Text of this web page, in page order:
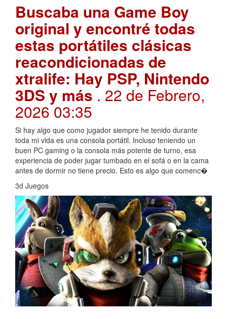
Buscaba una Game Boy
original y encontré todas
estas portátiles clásicas
reacondicionadas de
xtralife: Hay PSP, Nintendo
3DS y más. 22 de Febrero,
2026 03:35
Si hay algo que como jugador siempre he tenido durante
toda mi vida es una consola portátil. Incluso teniendo un
buen PC gaming o la consola más potente de turno, esa
experiencia de poder jugar tumbado en el sofá o en la cama
antes de dormir no tiene precio. Esto es algo que comenc�
3d Juegos